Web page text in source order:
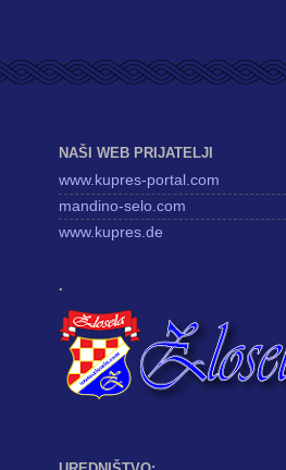
NAŠI WEB PRIJATELJI
www.kupres-portal.com
mandino-selo.com
www.kupres.de
.